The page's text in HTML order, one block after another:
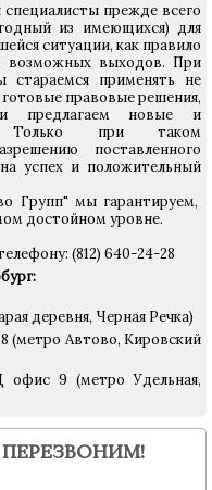
прежде всего
из имеющихся) для
ситуации, как правило
возможных выходов. При
стараемся применять не
правовые решения,
предлагаем новые и
Только при таком
поставленного
успех и положительный
Групп" мы гарантируем,
достойном уровне.
(812) 640-24-28
деревня, Черная Речка)
(метро Автово, Кировский
офис 9 (метро Удельная,